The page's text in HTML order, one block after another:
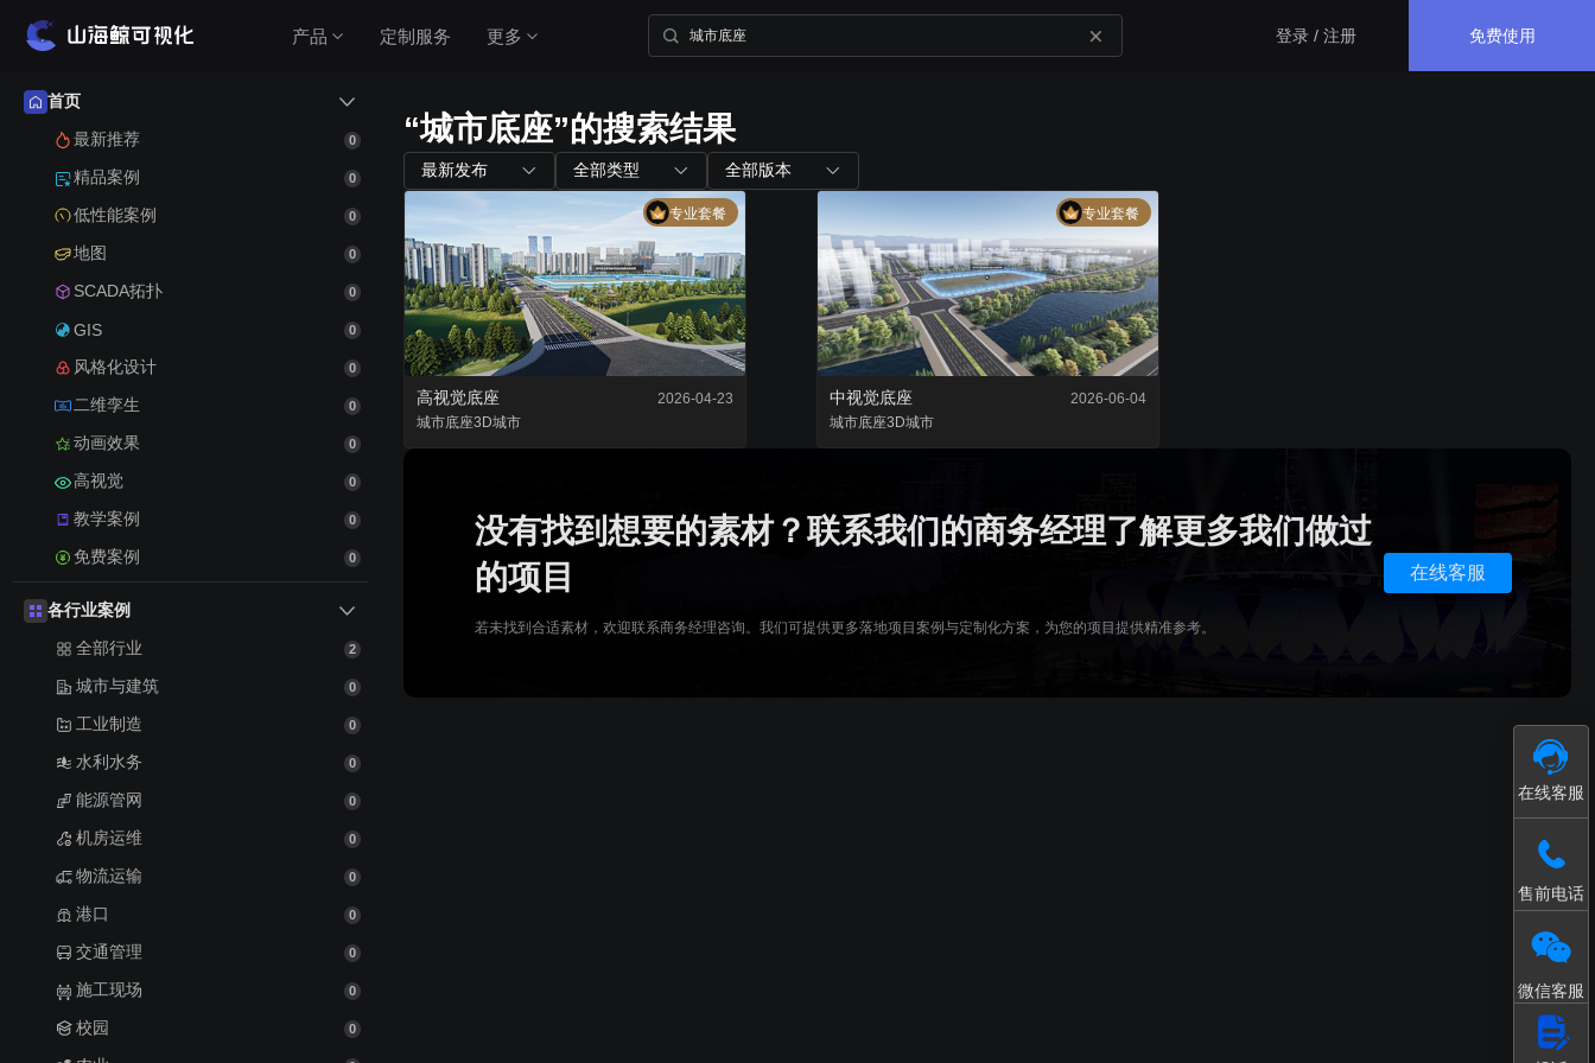
产品
产品介绍
山海鲸围绕数据可视化打造了整套产品矩阵，实
现从3D数字孪生到数据报表，从产品到服务的一
站式用户体验。
查看价格
无需安装，随时随地打开即可使用
私有云（软件下载）
数据模型均在本地，安全可控
内置组件
图表组件
200+ 主流图表全支持
三维孪生
内置3D渲染引擎
资产库
山海鲸查看器
全免费离线部署环境
大屏演示APP
大小屏互动移动端
Blender插件
数据管家 轻装3D
模型轻量化处理工具
定制服务 更多 登录 / 注册 免费使用
在线客服
售前电话
微信客服
首页
最新推荐
0
精品案例 0
低性能案例 0
地图 0
SCADA拓扑 0
GIS 0
风格化设计 0
二维孪生 0
动画效果 0
高视觉 0
教学案例 0
免费案例 0
各行业案例
全部行业
2
城市与建筑 0
工业制造 0
水利水务 0
能源管网 0
机房运维 0
物流运输 0
港口 0
交通管理 0
施工现场 0
校园 0
“城市底座”的搜索结果
最新发布 全部类型 全部版本
专业套餐
高视觉底座
2026-04-23
城市底座3D城市
专业套餐
中视觉底座
2026-06-04
城市底座3D城市
没有找到想要的素材？联系我们的商务经理了解更多我们做过
的项目
若未找到合适素材，欢迎联系商务经理咨询。我们可提供更多落地项目案例与定制化方案，为您的项目提供精准参考。
在线客服